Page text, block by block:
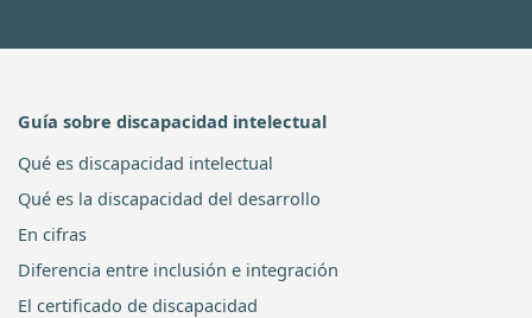
Guía sobre discapacidad intelectual
Qué es discapacidad intelectual
Qué es la discapacidad del desarrollo
En cifras
Diferencia entre inclusión e integración
El certificado de discapacidad